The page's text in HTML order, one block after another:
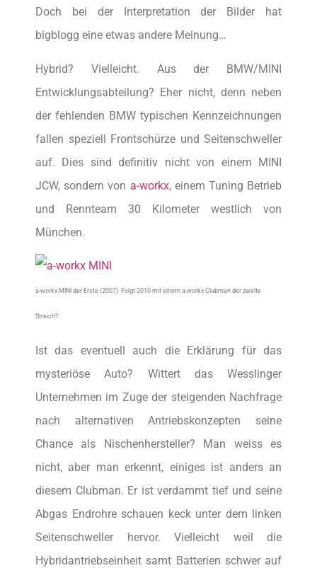
Doch bei der Interpretation der Bilder hat
bigblogg eine etwas andere Meinung…
Hybrid? Vielleicht. Aus der BMW/MINI
Entwicklungsabteilung? Eher nicht, denn neben
der fehlenden BMW typischen Kennzeichnungen
fallen speziell Frontschürze und Seitenschweller
auf. Dies sind definitiv nicht von einem MINI
JCW, sondern von a-workx, einem Tuning Betrieb
und Rennteam 30 Kilometer westlich von
München.
a-workx MINI der Erste (2007). Folgt 2010 mit einem a-workx Clubman der zweite
Streich?
Ist das eventuell auch die Erklärung für das
mysteriöse Auto? Wittert das Wesslinger
Unternehmen im Zuge der steigenden Nachfrage
nach alternativen Antriebskonzepten seine
Chance als Nischenhersteller? Man weiss es
nicht, aber man erkennt, einiges ist anders an
diesem Clubman. Er ist verdammt tief und seine
Abgas Endrohre schauen keck unter dem linken
Seitenschweller hervor. Vielleicht weil die
Hybridantriebseinheit samt Batterien schwer auf